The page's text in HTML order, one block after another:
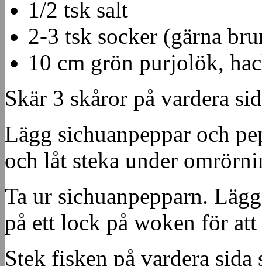
1/2 tsk salt
2-3 tsk socker (gärna
10 cm grön purjolök,
Skär 3 skåror på vardera
Lägg sichuanpeppar och
och låt steka under
Ta ur sichuanpepparn.
på ett lock på woken för
Stek fisken på vardera